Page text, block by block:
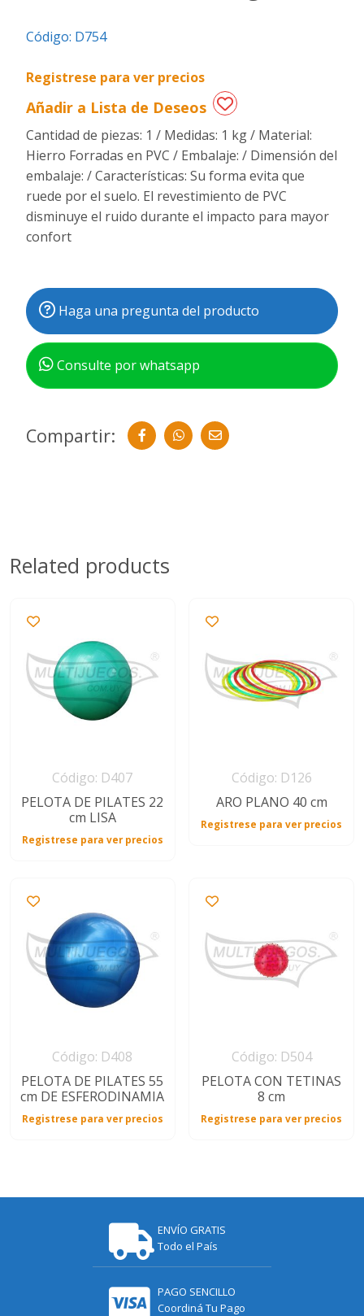
Regalos
fechas
especiales
Código: D754
Registrese para ver precios
Añadir a Lista de Deseos
Cantidad de piezas: 1 / Medidas: 1 kg / Material:
Hierro Forradas en PVC / Embalaje: / Dimensión del
embalaje: / Características: Su forma evita que
ruede por el suelo. El revestimiento de PVC
disminuye el ruido durante el impacto para mayor
confort
Haga una pregunta del producto
Consulte por whatsapp
Compartir:
Related products
Código: D407
PELOTA DE PILATES 22
cm LISA
Registrese para ver precios
Código: D126
ARO PLANO 40 cm
Registrese para ver precios
Código: D408
PELOTA DE PILATES 55
cm DE ESFERODINAMIA
Registrese para ver precios
Código: D504
PELOTA CON TETINAS
8 cm
Registrese para ver precios
ENVÍO GRATIS
Todo el País
PAGO SENCILLO
Coordiná Tu Pago